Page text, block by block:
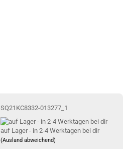
SQ21KC8332-013277_1
auf Lager - in 2-4 Werktagen bei dir
(Ausland abweichend)